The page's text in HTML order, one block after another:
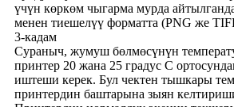
үчүн көркөм чыгарма мурда
менен тиешелүү форматта (PNG же
3-кадам
Сураныч, жумуш бөлмөсүнүн
принтер 20 жана 25 градус C
иштеши керек. Бул чектен тышкары
принтердин баштарына зыян